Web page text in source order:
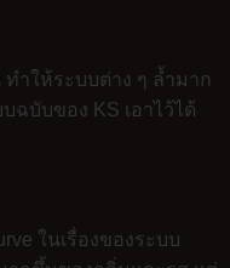
ำให้ระบบต่าง ๆ ล้ำมาก
บับของ KS เอาไว้ได้
ในเรื่องของระบบ